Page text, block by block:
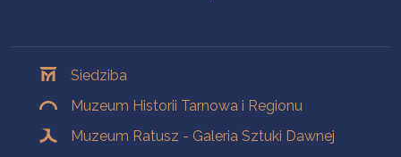
Siedziba
Muzeum Historii Tarnowa i Regionu
Muzeum Ratusz - Galeria Sztuki Dawnej